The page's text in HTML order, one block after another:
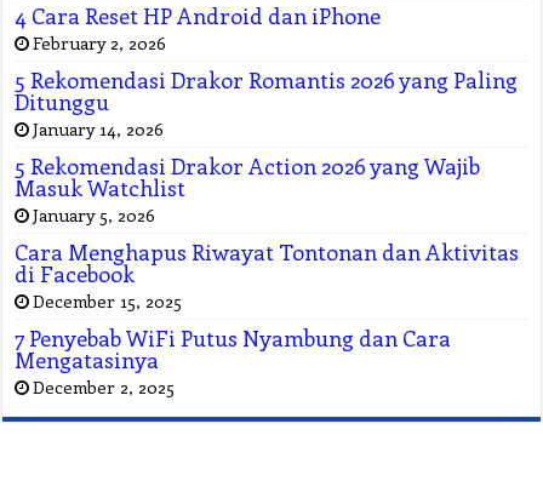
4 Cara Reset HP Android dan iPhone
February 2, 2026
5 Rekomendasi Drakor Romantis 2026 yang Paling
Ditunggu
January 14, 2026
5 Rekomendasi Drakor Action 2026 yang Wajib
Masuk Watchlist
January 5, 2026
Cara Menghapus Riwayat Tontonan dan Aktivitas
di Facebook
December 15, 2025
7 Penyebab WiFi Putus Nyambung dan Cara
Mengatasinya
December 2, 2025